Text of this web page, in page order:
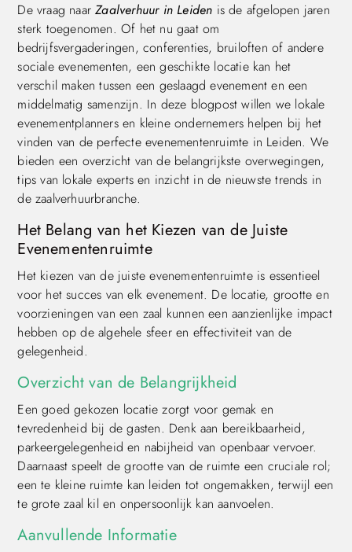
De vraag naar Zaalverhuur in Leiden is de afgelopen jaren
sterk toegenomen. Of het nu gaat om
bedrijfsvergaderingen, conferenties, bruiloften of andere
sociale evenementen, een geschikte locatie kan het
verschil maken tussen een geslaagd evenement en een
middelmatig samenzijn. In deze blogpost willen we lokale
evenementplanners en kleine ondernemers helpen bij het
vinden van de perfecte evenementenruimte in Leiden. We
bieden een overzicht van de belangrijkste overwegingen,
tips van lokale experts en inzicht in de nieuwste trends in
de zaalverhuurbranche.
Het Belang van het Kiezen van de Juiste
Evenementenruimte
Het kiezen van de juiste evenementenruimte is essentieel
voor het succes van elk evenement. De locatie, grootte en
voorzieningen van een zaal kunnen een aanzienlijke impact
hebben op de algehele sfeer en effectiviteit van de
gelegenheid.
Overzicht van de Belangrijkheid
Een goed gekozen locatie zorgt voor gemak en
tevredenheid bij de gasten. Denk aan bereikbaarheid,
parkeergelegenheid en nabijheid van openbaar vervoer.
Daarnaast speelt de grootte van de ruimte een cruciale rol;
een te kleine ruimte kan leiden tot ongemakken, terwijl een
te grote zaal kil en onpersoonlijk kan aanvoelen.
Aanvullende Informatie